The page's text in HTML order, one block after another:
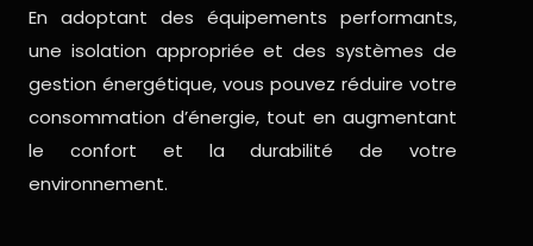
En adoptant des équipements performants,
une isolation appropriée et des systèmes de
gestion énergétique, vous pouvez réduire votre
consommation d’énergie, tout en augmentant
le confort et la durabilité de votre
environnement.